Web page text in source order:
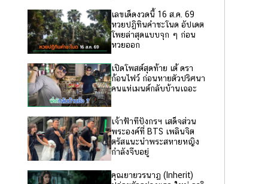
เลขเด็ดงวดนี้ 16 ส.ค. 69
หวยปฏิทินคำชะโนด อัปเดต
โพยล่าสุดแบบจุก ๆ ก่อน
หวยออก
เปิดโพสต์สุดท้าย เต้ ดรา
ก้อนไฟว์ ก่อนหายตัวปริศนา
คนแห่เมนต์กลับบ้านเถอะ
เจ้าฟ้าทีปังกรฯ เสด็จส่วน
พระองค์ที่ BTS เพลินจิต
ตรัสแนะนำพระสหายหญิง
กำลังจีบอยู่
คุณยายวรนาฏ (Inherit)